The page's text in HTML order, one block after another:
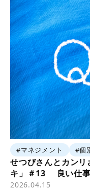
#マネジメント #個
せつびさんとカン
キ」＃13 良い仕
「問題解決」②
2026.04.15